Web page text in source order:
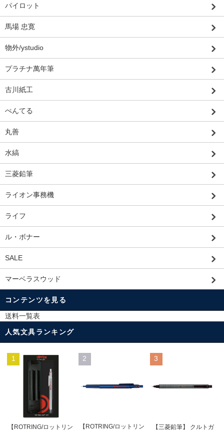
パイロット
馬場 忠寛
物外/ystudio
プラチナ萬年筆
古川紙工
ぺんてる
丸善
水縞
三菱鉛筆
ライオン事務機
ライフ
ル・ボナー
SALE
マーベラスウッド
コンテンツを見る
送料一覧表
人気文具ランキング
1
【ROTRING/ロットリン
2
【ROTRING/ロットリン
3
【三菱鉛筆】 クルトガ